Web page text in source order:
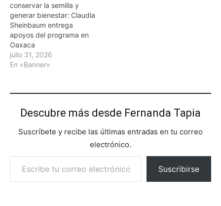
conservar la semilla y
generar bienestar: Claudia
Sheinbaum entrega
apoyos del programa en
Oaxaca
julio 31, 2026
En «Banner»
Descubre más desde Fernanda Tapia
Suscríbete y recibe las últimas entradas en tu correo
electrónico.
Escribe tu correo electrónico…
Suscribirse